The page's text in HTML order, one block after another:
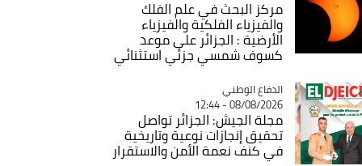
مركز البحث في علم الفلك
والفيزياء الفلكية والفيزياء
الأرضية : الجزائر على موعد
كسوف شمسي جزئي استثنائي
Catégorie
الدفاع الوطني
08/08/2026 - 12:44
مجلة الجيش: الجزائر تواصل
تحقيق إنجازات نوعية وتاريخية
في كنف نعمة الأمن والاستقرار